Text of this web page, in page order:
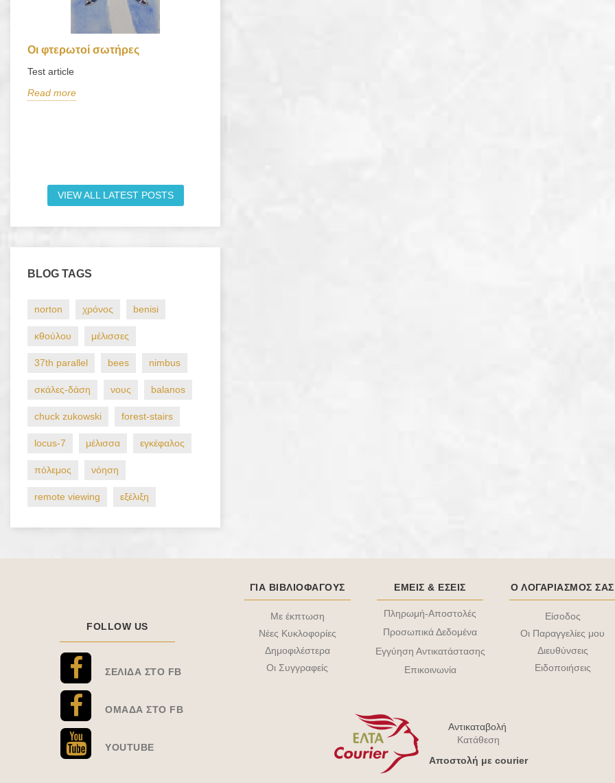
Οι φτερωτοί σωτήρες
Test article
Read more
VIEW ALL LATEST POSTS
BLOG TAGS
norton χρόνος benisi
κθούλου μέλισσες
37th parallel bees nimbus
σκάλες-δάση νους balanos
chuck zukowski forest-stairs
locus-7 μέλισσα εγκέφαλος
πόλεμος νόηση
remote viewing εξέλιξη
FOLLOW US
ΣΕΛΊΔΑ ΣΤΟ FB
ΟΜΆΔΑ ΣΤΟ FB
YOUTUBE
ΓΙΑ ΒΙΒΛΙΟΦΑΓΟΥΣ
Με έκπτωση
Νέες Κυκλοφορίες
Δημοφιλέστερα
Οι Συγγραφείς
ΕΜΕΙΣ & EΣΕΙΣ
Πληρωμή-Αποστολές
Προσωπικά Δεδομένα
Εγγύηση Αντικατάστασης
Επικοινωνία
Ο ΛΟΓΑΡΙΑΣΜΟΣ ΣΑΣ
Είσοδος
Οι Παραγγελίες μου
Διευθύνσεις
Ειδοποιήσεις
Αντικαταβολή
Κατάθεση
Aποστολή με courier